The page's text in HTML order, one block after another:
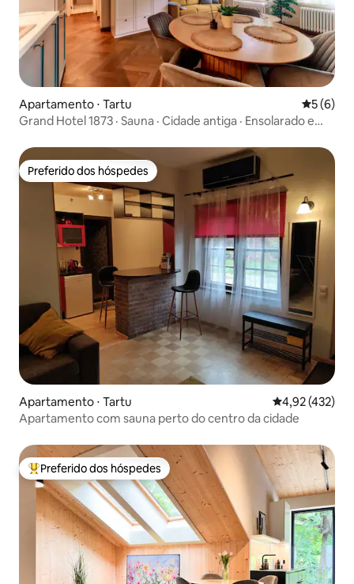
Apartamento ⋅ Tartu 5 de
5 (6)
Grand Hotel 1873 · Sauna · Cidade antiga · Ensolarado e
Preferido dos hóspedes
Preferido dos hóspedes
Apartamento ⋅ Tartu 4,92 de uma
4,92 (432)
Apartamento com sauna perto do centro da cidade
Entre os melhores preferidos dos hóspedes
Preferido dos hóspedes